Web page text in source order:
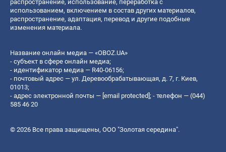
распространение, использование, переработка с
использованием, включением в состав других материалов,
распространение, адаптация, перевод и другие подобные
изменения материала.
Название онлайн медиа — «OBOZ.UA»
- субъект в сфере онлайн медиа;
- идентификатор медиа — R40-06156;
- почтовый адрес — ул. Деревообрабатывающая, д. 7, г. Киев,
01013;
- адрес электронной почты — [email protected] ; - телефон — (044)
585 46 20
© 2026 Все права защищены, ООО "Золотая середина".